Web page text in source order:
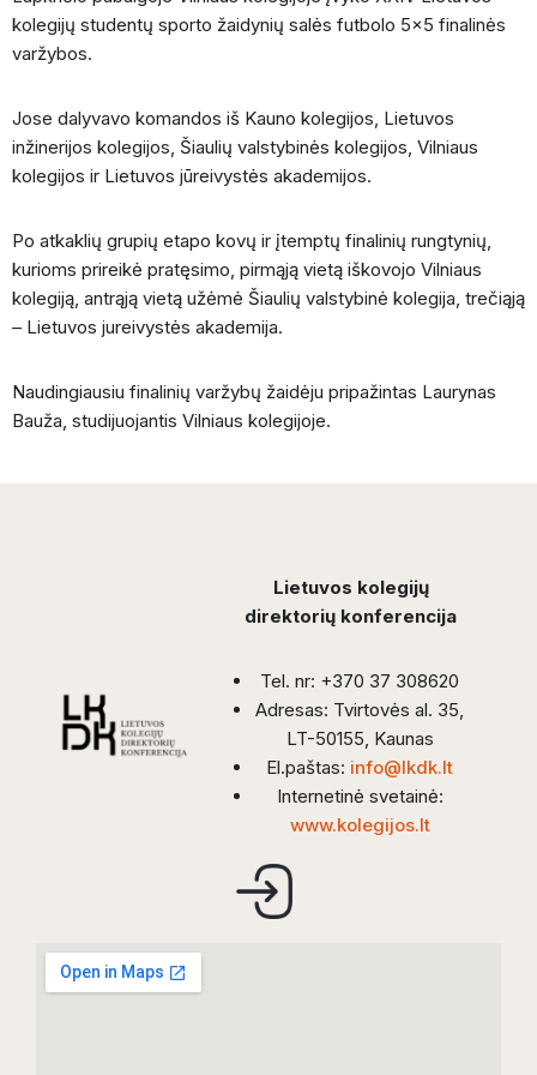
kolegijų studentų sporto žaidynių salės futbolo 5×5 finalinės
varžybos.
Jose dalyvavo komandos iš Kauno kolegijos, Lietuvos
inžinerijos kolegijos, Šiaulių valstybinės kolegijos, Vilniaus
kolegijos ir Lietuvos jūreivystės akademijos.
Po atkaklių grupių etapo kovų ir įtemptų finalinių rungtynių,
kurioms prireikė pratęsimo, pirmąją vietą iškovojo Vilniaus
kolegiją, antrąją vietą užėmė Šiaulių valstybinė kolegija, trečiąją
– Lietuvos jureivystės akademija.
Naudingiausiu finalinių varžybų žaidėju pripažintas Laurynas
Bauža, studijuojantis Vilniaus kolegijoje.
Lietuvos kolegijų
direktorių konferencija
Tel. nr: +370 37 308620
Adresas: Tvirtovės al. 35,
LT-50155, Kaunas
El.paštas: info@lkdk.lt
Internetinė svetainė:
www.kolegijos.lt